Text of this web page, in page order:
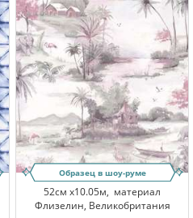
Образец в шоу-руме
52см x10.05м, материал
Флизелин, Великобритания